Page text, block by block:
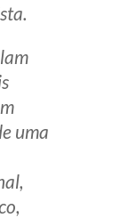
uma